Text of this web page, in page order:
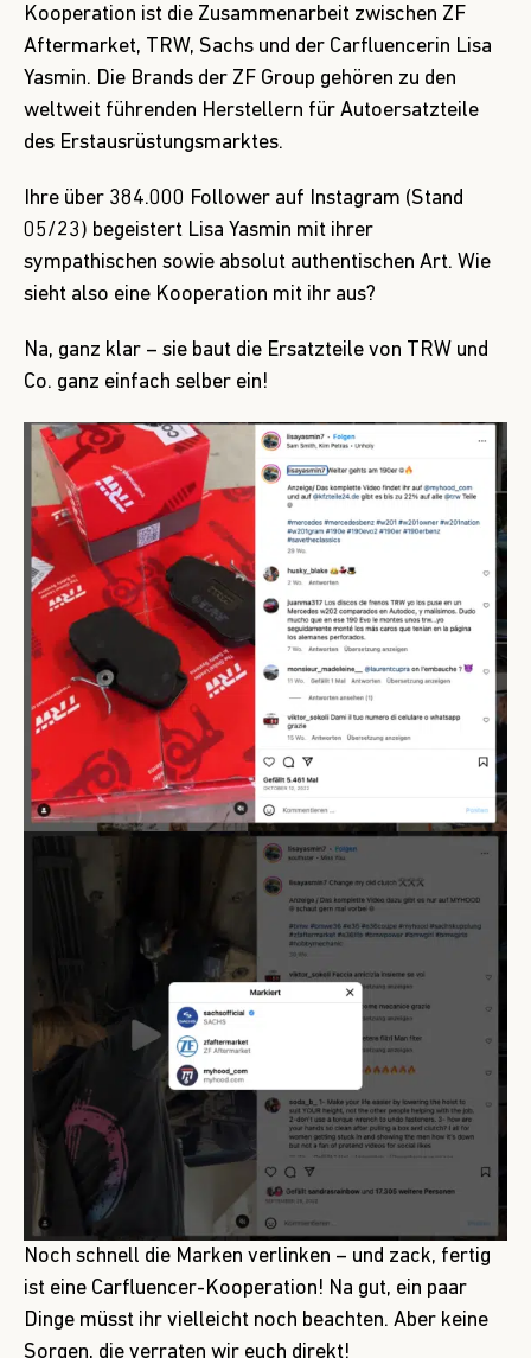
Kooperation ist die Zusammenarbeit zwischen ZF
Aftermarket, TRW, Sachs und der Carfluencerin Lisa
Yasmin. Die Brands der ZF Group gehören zu den
weltweit führenden Herstellern für Autoersatzteile
des Erstausrüstungsmarktes.
Ihre über 384.000 Follower auf Instagram (Stand
05/23) begeistert Lisa Yasmin mit ihrer
sympathischen sowie absolut authentischen Art. Wie
sieht also eine Kooperation mit ihr aus?
Na, ganz klar – sie baut die Ersatzteile von TRW und
Co. ganz einfach selber ein!
Noch schnell die Marken verlinken – und zack, fertig
ist eine Carfluencer-Kooperation! Na gut, ein paar
Dinge müsst ihr vielleicht noch beachten. Aber keine
Sorgen, die verraten wir euch direkt!